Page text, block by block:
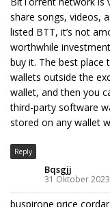
share songs, videos,
listed BTT, it’s not
worthwhile
buy it. The best place
wallets outside the
wallet, and then you
third-party software
stored on any wallet
Reply
Bqsgjj
31 Oktober
buspirone price